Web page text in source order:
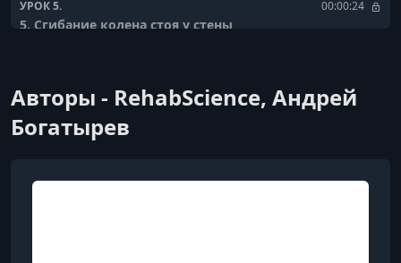
УРОК 5. 00:00:24
5. Сгибание колена стоя у стены
УРОК 7.
7. Растяжка голени у стены (правая нога)
1. Активные разгибания колена сидя (2 - 6 недель)
Авторы - RehabScience, Андрей
Богатырев